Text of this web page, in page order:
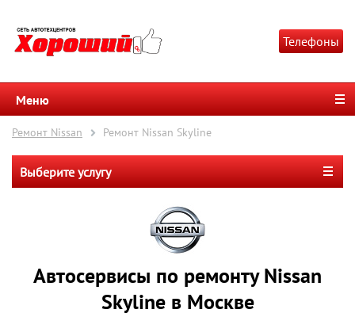
Телефоны
Меню
Ремонт Nissan Ремонт Nissan Skyline
Выберите услугу
Автосервисы по ремонту Nissan
Skyline в Москве